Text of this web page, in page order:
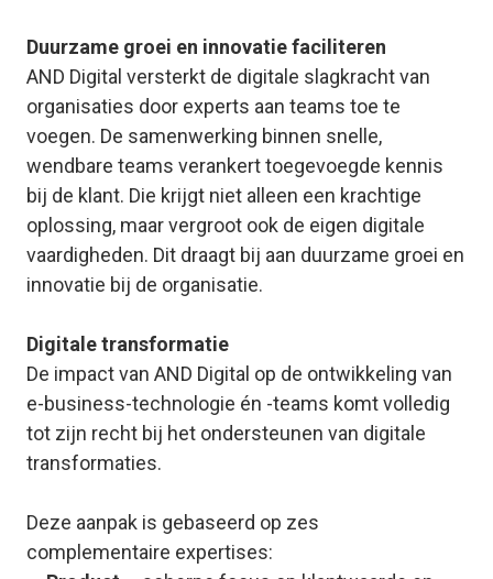
Duurzame groei en innovatie faciliteren
AND Digital versterkt de digitale slagkracht van
organisaties door experts aan teams toe te
voegen. De samenwerking binnen snelle,
wendbare teams verankert toegevoegde kennis
bij de klant. Die krijgt niet alleen een krachtige
oplossing, maar vergroot ook de eigen digitale
vaardigheden. Dit draagt bij aan duurzame groei en
innovatie bij de organisatie.
Digitale transformatie
De impact van AND Digital op de ontwikkeling van
e-business-technologie én -teams komt volledig
tot zijn recht bij het ondersteunen van digitale
transformaties.
Deze aanpak is gebaseerd op zes
complementaire expertises: